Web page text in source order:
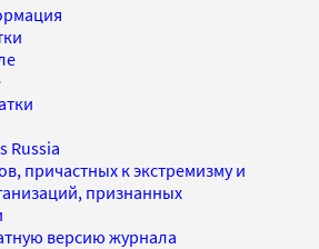
Russia
причастных к экстремизму и
признанных
версию журнала